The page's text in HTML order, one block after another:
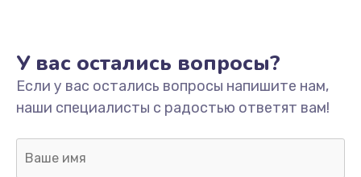
У вас остались вопросы?
Если у вас остались вопросы напишите нам,
наши специалисты с радостью ответят вам!